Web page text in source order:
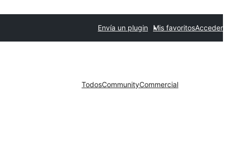
Envía un plugin Mis favoritosAcceder
TodosCommunityCommercial